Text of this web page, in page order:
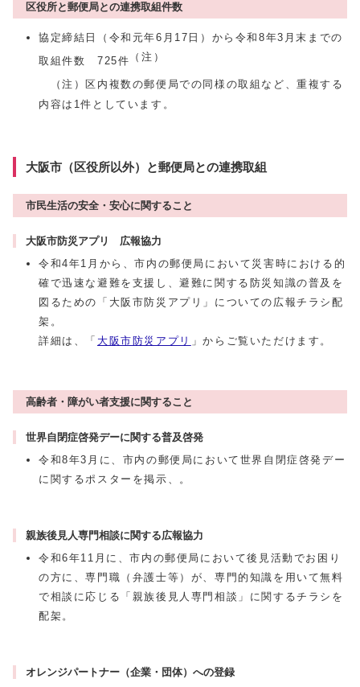
区役所と郵便局との連携取組件数
協定締結日（令和元年6月17日）から令和8年3月末までの
取組件数 725件 （注）
（注）区内複数の郵便局での同様の取組など、重複する
内容は1件としています。
大阪市（区役所以外）と郵便局との連携取組
市民生活の安全・安心に関すること
大阪市防災アプリ 広報協力
令和4年1月から、市内の郵便局において災害時における的
確で迅速な避難を支援し、避難に関する防災知識の普及を
図るための「大阪市防災アプリ」についての広報チラシ配
架。
詳細は、「 大阪市防災アプリ 」からご覧いただけます。
高齢者・障がい者支援に関すること
世界自閉症啓発デーに関する普及啓発
令和8年3月に、市内の郵便局において世界自閉症啓発デー
に関するポスターを掲示、。
親族後見人専門相談に関する広報協力
令和6年11月に、市内の郵便局において後見活動でお困り
の方に、専門職（弁護士等）が、専門的知識を用いて無料
で相談に応じる「親族後見人専門相談」に関するチラシを
配架。
オレンジパートナー（企業・団体）への登録